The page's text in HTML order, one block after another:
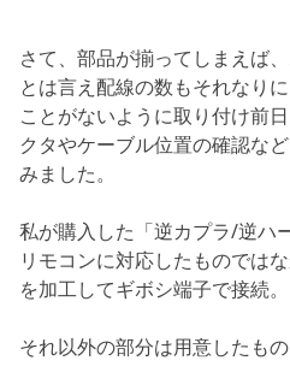
さて、部品が揃ってしまえば
とは言え配線の数もそれなり
ことがないように取り付け前
クタやケーブル位置の確認な
みました。
私が購入した「逆カプラ/逆ハ
リモコンに対応したものでは
を加工してギボシ端子で接続。
それ以外の部分は用意したもの